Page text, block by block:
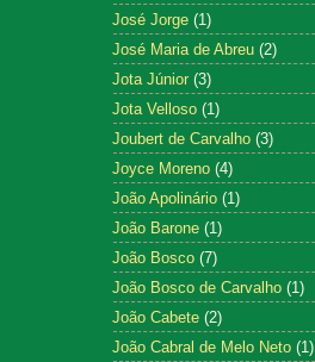
José Jorge (1)
José Maria de Abreu (2)
Jota Júnior (3)
Jota Velloso (1)
Joubert de Carvalho (3)
Joyce Moreno (4)
João Apolinário (1)
João Barone (1)
João Bosco (7)
João Bosco de Carvalho (1)
João Cabete (2)
João Cabral de Melo Neto (1)